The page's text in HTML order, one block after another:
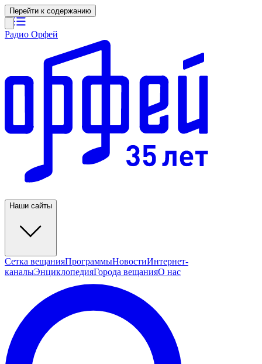
Перейти к содержанию
Радио Орфей
Наши сайты
Сетка вещанияПрограммыНовостиИнтернет-
каналыЭнциклопедияГорода вещанияО нас